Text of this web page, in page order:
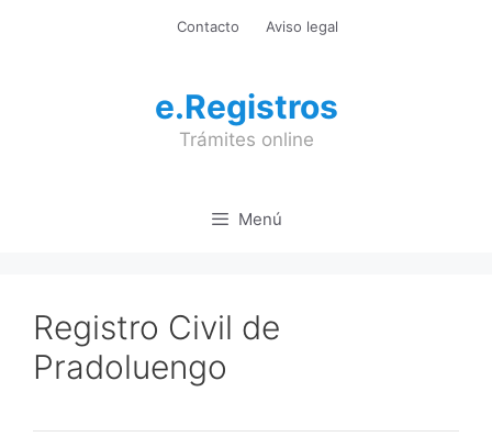
Contacto Aviso legal
e.Registros
Trámites online
Menú
Registro Civil de
Pradoluengo